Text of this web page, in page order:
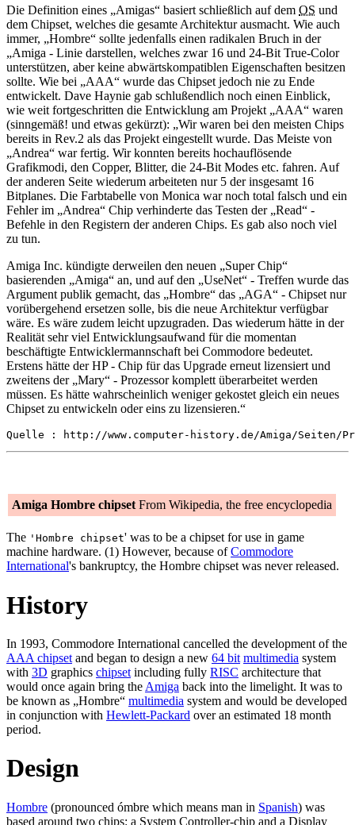
Die Definition eines „Amigas“ basiert schließlich auf dem OS und
dem Chipset, welches die gesamte Architektur ausmacht. Wie auch
immer, „Hombre“ sollte jedenfalls einen radikalen Bruch in der
„Amiga - Linie darstellen, welches zwar 16 und 24-Bit True-Color
unterstützen, aber keine abwärtskompatiblen Eigenschaften besitzen
sollte. Wie bei „AAA“ wurde das Chipset jedoch nie zu Ende
entwickelt. Dave Haynie gab schlußendlich noch einen Einblick,
wie weit fortgeschritten die Entwicklung am Projekt „AAA“ waren
(sinngemäß! und etwas gekürzt): „Wir waren bei den meisten Chips
bereits in Rev.2 als das Projekt eingestellt wurde. Das Meiste von
„Andrea“ war fertig. Wir konnten bereits hochauflösende
Grafikmodi, den Copper, Blitter, die 24-Bit Modes etc. fahren. Auf
der anderen Seite wiederum arbeiteten nur 5 der insgesamt 16
Bitplanes. Die Farbtabelle von Monica war noch total falsch und ein
Fehler im „Andrea“ Chip verhinderte das Testen der „Read“ -
Befehle in den Registern der anderen Chips. Es gab also noch viel
zu tun.
Amiga Inc. kündigte derweilen den neuen „Super Chip“
basierenden „Amiga“ an, und auf den „UseNet“ - Treffen wurde das
Argument publik gemacht, das „Hombre“ das „AGA“ - Chipset nur
vorübergehend ersetzen solle, bis die neue Architektur verfügbar
wäre. Es wäre zudem leicht upzugraden. Das wiederum hätte in der
Realität sehr viel Entwicklungsaufwand für die momentan
beschäftigte Entwicklermannschaft bei Commodore bedeutet.
Erstens hätte der HP - Chip für das Upgrade erneut lizensiert und
zweitens der „Mary“ - Prozessor komplett überarbeitet werden
müssen. Es hätte wahrscheinlich weniger gekostet gleich ein neues
Chipset zu entwickeln oder eins zu lizensieren.“
Quelle : http://www.computer-history.de/Amiga/Seiten/
Amiga Hombre chipset From Wikipedia, the free encyclopedia
The 'Hombre chipset' was to be a chipset for use in game
machine hardware. (1) However, because ofCommodore
International's bankruptcy, the Hombre chipset was never released.
History
In 1993, Commodore International cancelled the development of the
AAA chipset and began to design a new 64 bit multimedia system
with 3D graphics chipset including fully RISC architecture that
would once again bring the Amiga back into the limelight. It was to
be known as „Hombre“ multimedia system and would be developed
in conjunction with Hewlett-Packard over an estimated 18 month
period.
Design
Hombre (pronounced ómbre which means man in Spanish) was
based around two chips: a System Controller-chip and a Display